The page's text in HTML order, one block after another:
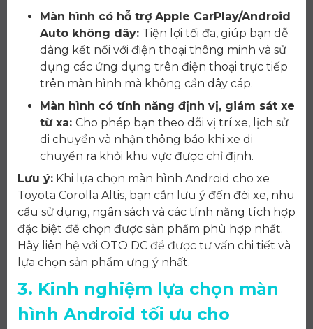
Màn hình có hỗ trợ Apple CarPlay/Android
Auto không dây: Tiện lợi tối đa, giúp bạn dễ
dàng kết nối với điện thoại thông minh và sử
dụng các ứng dụng trên điện thoại trực tiếp
trên màn hình mà không cần dây cáp.
Màn hình có tính năng định vị, giám sát xe
từ xa: Cho phép bạn theo dõi vị trí xe, lịch sử
di chuyển và nhận thông báo khi xe di
chuyển ra khỏi khu vực được chỉ định.
Lưu ý: Khi lựa chọn màn hình Android cho xe
Toyota Corolla Altis, bạn cần lưu ý đến đời xe, nhu
cầu sử dụng, ngân sách và các tính năng tích hợp
đặc biệt để chọn được sản phẩm phù hợp nhất.
Hãy liên hệ với OTO DC để được tư vấn chi tiết và
lựa chọn sản phẩm ưng ý nhất.
3. Kinh nghiệm lựa chọn màn
hình Android tối ưu cho